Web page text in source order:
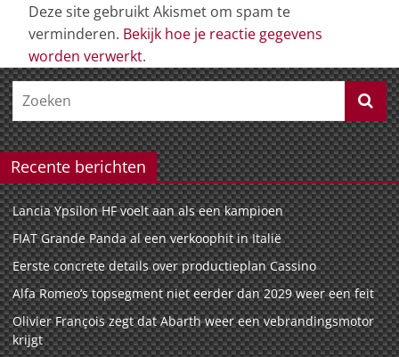
Deze site gebruikt Akismet om spam te
verminderen. Bekijk hoe je reactie gegevens
worden verwerkt.
Recente berichten
Lancia Ypsilon HF voelt aan als een kampioen
FIAT Grande Panda al een verkoophit in Italië
Eerste concrete details over productieplan Cassino
Alfa Romeo’s topsegment niet eerder dan 2029 weer een feit
Olivier François zegt dat Abarth weer een vebrandingsmotor
krijgt